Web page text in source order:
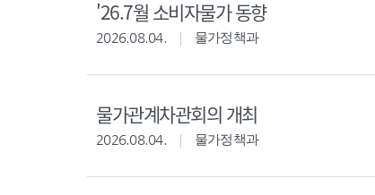
'26.7월 소비자물가 동향
2026.08.04. 물가정책과
물가관계차관회의 개최
2026.08.04. 물가정책과